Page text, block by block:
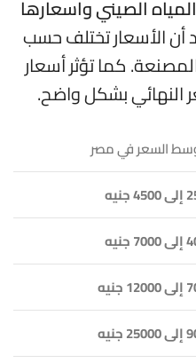
المياه الصيني واسعارها
الأسعار تختلف حسب
كما تؤثر أسعار
النهائي بشكل واضح.
السعر في مصر